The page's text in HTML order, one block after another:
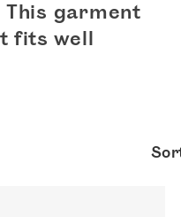
garment
fits well